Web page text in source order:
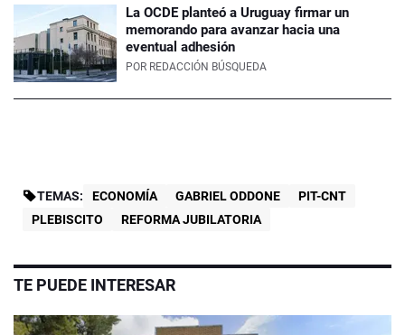
La OCDE planteó a Uruguay firmar un
memorando para avanzar hacia una
eventual adhesión
POR REDACCIÓN BÚSQUEDA
TEMAS: ECONOMÍA GABRIEL ODDONE
PIT-CNT
PLEBISCITO
REFORMA JUBILATORIA
TE PUEDE INTERESAR